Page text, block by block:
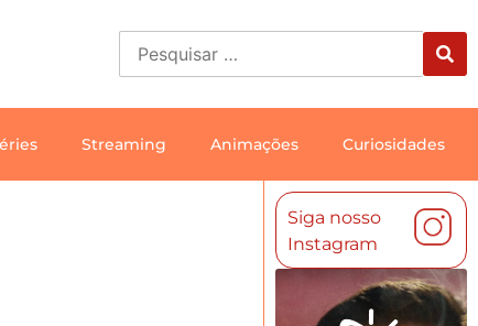
Streaming Animações Curiosidades
Siga nosso
Instagram